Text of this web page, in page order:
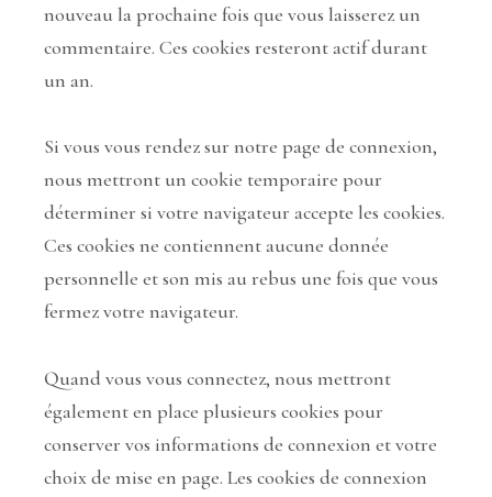
nouveau la prochaine fois que vous laisserez un
commentaire. Ces cookies resteront actif durant
un an.
Si vous vous rendez sur notre page de connexion,
nous mettront un cookie temporaire pour
déterminer si votre navigateur accepte les cookies.
Ces cookies ne contiennent aucune donnée
personnelle et son mis au rebus une fois que vous
fermez votre navigateur.
Quand vous vous connectez, nous mettront
également en place plusieurs cookies pour
conserver vos informations de connexion et votre
choix de mise en page. Les cookies de connexion